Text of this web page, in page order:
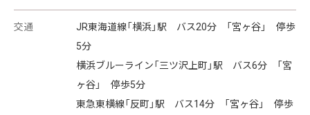
交通
JR東海道線「横浜」駅 バス20分 「宮ヶ谷」 停歩
5分
横浜ブルーライン「三ツ沢上町」駅 バス6分 「宮
ヶ谷」 停歩5分
東急東横線「反町」駅 バス14分 「宮ヶ谷」 停歩